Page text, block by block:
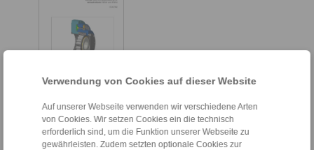
Verwendung von Cookies auf dieser Website
Auf unserer Webseite verwenden wir verschiedene Arten
von Cookies. Wir setzen Cookies ein die technisch
erforderlich sind, um die Funktion unserer Webseite zu
gewährleisten. Zudem setzten optionale Cookies zur
DE [723 kB]
EN [931 kB]